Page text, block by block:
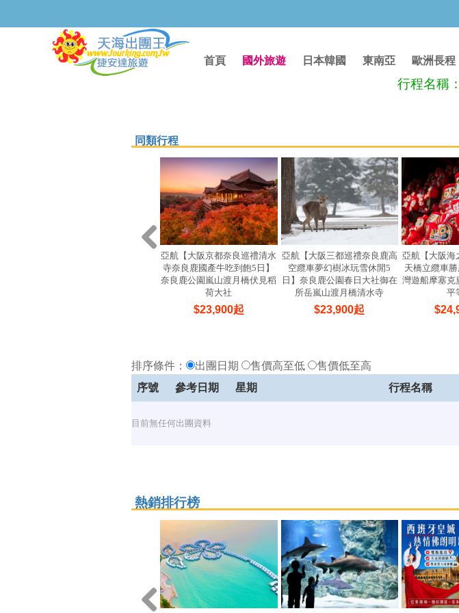
首頁 國外旅遊 日本韓國 東南亞 歐洲長程
行程名稱：
同類行程
亞航【大阪京都奈良巡禮清水
寺奈良鹿國產牛吃到飽5日】
奈良鹿公園嵐山渡月橋伏見稻
荷大社
$23,900起
亞航【大阪三都巡禮奈良鹿高
空纜車夢幻樹冰玩雪休閒5
日】奈良鹿公園春日大社御在
所岳嵐山渡月橋清水寺
$23,900起
亞航【大阪海
天橋立纜車
灣遊船摩塞克
平
$
排序條件： 出團日期 售價高至低
售價低至高
序號
參考日期 星期 行程名稱
目前無任何出團資料
熱銷排行榜